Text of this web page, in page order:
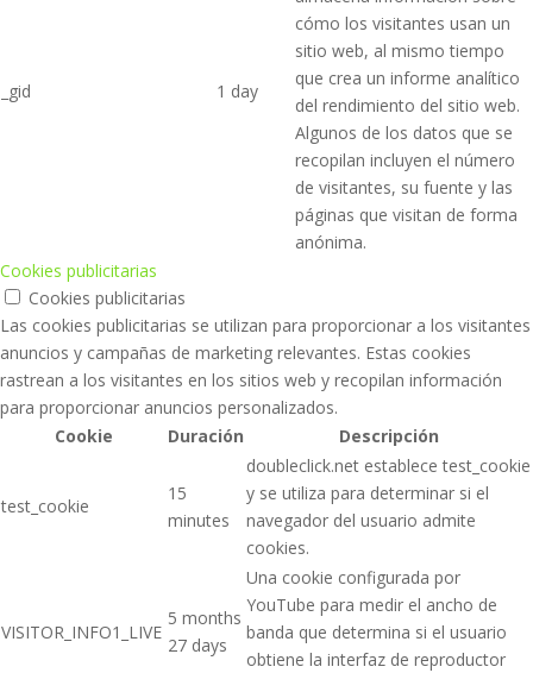
_gid 1 day
cómo los visitantes usan un
sitio web, al mismo tiempo
que crea un informe analítico
del rendimiento del sitio web.
Algunos de los datos que se
recopilan incluyen el número
de visitantes, su fuente y las
páginas que visitan de forma
anónima.
Cookies publicitarias
Cookies publicitarias
Las cookies publicitarias se utilizan para proporcionar a los visitantes
anuncios y campañas de marketing relevantes. Estas cookies
rastrean a los visitantes en los sitios web y recopilan información
para proporcionar anuncios personalizados.
Cookie
Duración Descripción
test_cookie
15
minutes
doubleclick.net establece test_cookie
y se utiliza para determinar si el
navegador del usuario admite
cookies.
VISITOR_INFO1_LIVE
5 months
27 days
Una cookie configurada por
YouTube para medir el ancho de
banda que determina si el usuario
obtiene la interfaz de reproductor